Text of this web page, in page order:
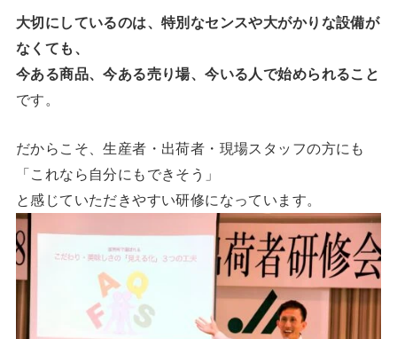
大切にしているのは、特別なセンスや大がかりな設備が
なくても、
今ある商品、今ある売り場、今いる人で始められること
です。
だからこそ、生産者・出荷者・現場スタッフの方にも
「これなら自分にもできそう」
と感じていただきやすい研修になっています。